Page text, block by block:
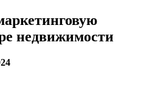
недвижимости